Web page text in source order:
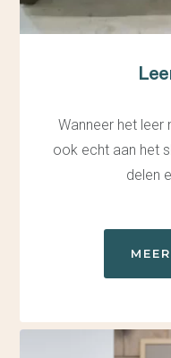
Wanneer het leer
ook echt aan het
delen